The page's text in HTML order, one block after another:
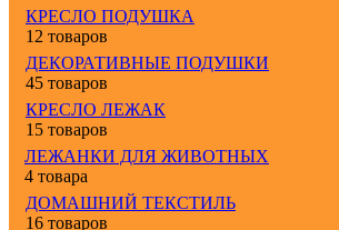
КРЕСЛО ПОДУШКА
12 товаров
ДЕКОРАТИВНЫЕ ПОДУШКИ
45 товаров
КРЕСЛО ЛЕЖАК
15 товаров
ЛЕЖАНКИ ДЛЯ ЖИВОТНЫХ
4 товара
ДОМАШНИЙ ТЕКСТИЛЬ
16 товаров